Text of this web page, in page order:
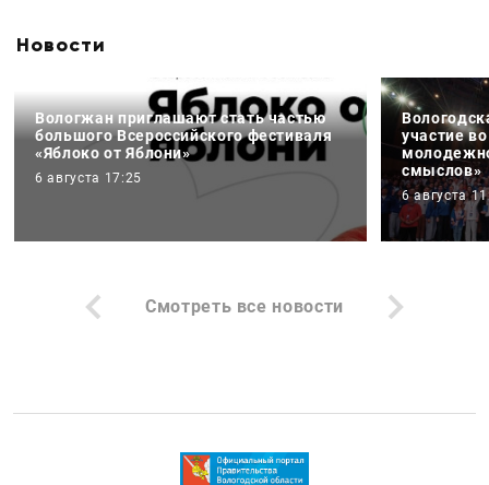
Новости
Вологжан приглашают стать частью
большого Всероссийского фестиваля
«Яблоко от Яблони»
6 августа 17:25
участие
смыслов»
6 августа
Смотреть все новости